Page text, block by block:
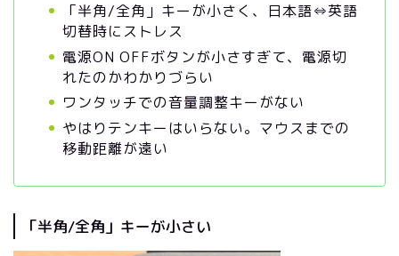
「半角/全角」キーが小さく、日本語⇔英語
切替時にストレス
電源ON OFFボタンが小さすぎて、電源切
れたのかわかりづらい
ワンタッチでの音量調整キーがない
やはりテンキーはいらない。マウスまでの
移動距離が遠い
「半角/全角」キーが小さい